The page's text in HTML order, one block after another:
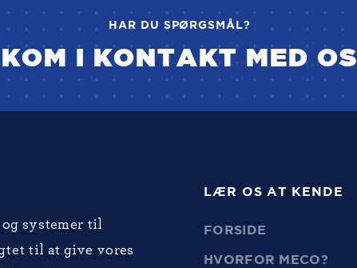
HAR DU SPØRGSMÅL?
KOM I KONTAKT MED OS
LÆR OS AT KENDE
FORSIDE
HVORFOR MECO?
systemer til
til at give vores